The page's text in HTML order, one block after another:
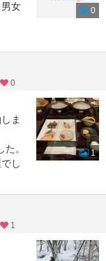
女
0
0
ま
。
し
手
1
1